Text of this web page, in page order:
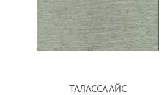
ТАЛАССА АЙС